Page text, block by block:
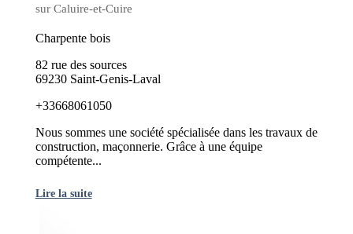
sur Caluire-et-Cuire
Charpente bois
82 rue des sources
69230 Saint-Genis-Laval
+33668061050
Nous sommes une société spécialisée dans les travaux de
construction, maçonnerie. Grâce à une équipe
compétente...
Lire la suite